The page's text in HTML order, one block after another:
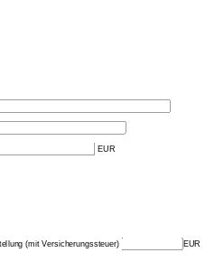
EUR
(mit Versicherungssteuer) EUR